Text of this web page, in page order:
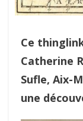
Ce
Catherine
Sufle, Aix-
une